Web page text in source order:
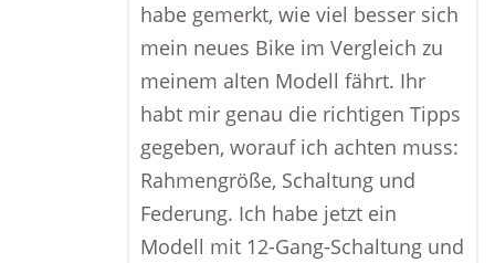
habe gemerkt, wie viel besser sich
mein neues Bike im Vergleich zu
meinem alten Modell fährt. Ihr
habt mir genau die richtigen Tipps
gegeben, worauf ich achten muss:
Rahmengröße, Schaltung und
Federung. Ich habe jetzt ein
Modell mit 12-Gang-Schaltung und